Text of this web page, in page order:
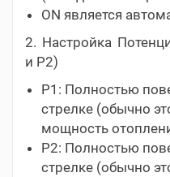
ON является
2. Настройка
и P2)
P1: Полностью
стрелке (обычно
мощность
P2: Полностью
стрелке (обычно